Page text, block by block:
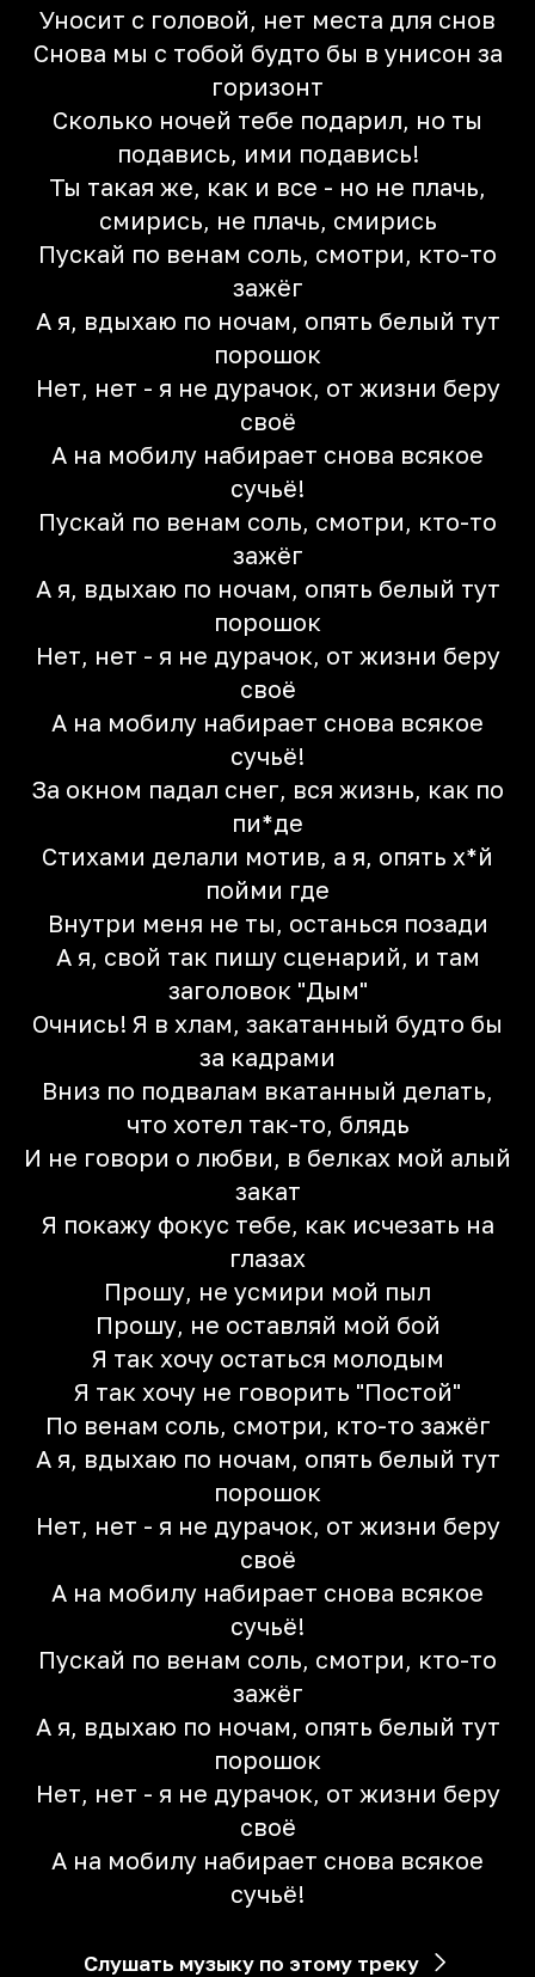
Уносит с головой, нет места для снов
Снова мы с тобой будто бы в унисон за
горизонт
Сколько ночей тебе подарил, но ты
подавись, ими подавись!
Ты такая же, как и все - но не плачь,
смирись, не плачь, смирись
Пускай по венам соль, смотри, кто-то
зажёг
А я, вдыхаю по ночам, опять белый тут
порошок
Нет, нет - я не дурачок, от жизни беру
своё
А на мобилу набирает снова всякое
сучьё!
Пускай по венам соль, смотри, кто-то
зажёг
А я, вдыхаю по ночам, опять белый тут
порошок
Нет, нет - я не дурачок, от жизни беру
своё
А на мобилу набирает снова всякое
сучьё!
За окном падал снег, вся жизнь, как по
пи*де
Стихами делали мотив, а я, опять х*й
пойми где
Внутри меня не ты, останься позади
А я, свой так пишу сценарий, и там
заголовок "Дым"
Очнись! Я в хлам, закатанный будто бы
за кадрами
Вниз по подвалам вкатанный делать,
что хотел так-то, блядь
И не говори о любви, в белках мой алый
закат
Я покажу фокус тебе, как исчезать на
глазах
Прошу, не усмири мой пыл
Прошу, не оставляй мой бой
Я так хочу остаться молодым
Я так хочу не говорить "Постой"
По венам соль, смотри, кто-то зажёг
А я, вдыхаю по ночам, опять белый тут
порошок
Нет, нет - я не дурачок, от жизни беру
своё
А на мобилу набирает снова всякое
сучьё!
Пускай по венам соль, смотри, кто-то
зажёг
А я, вдыхаю по ночам, опять белый тут
порошок
Нет, нет - я не дурачок, от жизни беру
своё
А на мобилу набирает снова всякое
сучьё!
Слушать музыку по этому треку